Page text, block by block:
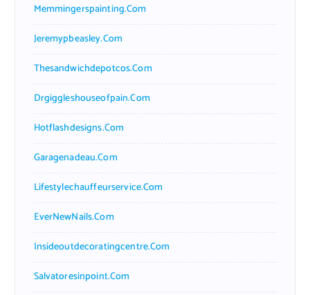
Memmingerspainting.com
Jeremypbeasley.com
Thesandwichdepotcos.com
Drgiggleshouseofpain.com
Hotflashdesigns.com
Garagenadeau.com
Lifestylechauffeurservice.com
EverNewNails.com
Insideoutdecoratingcentre.com
Salvatoresinpoint.com